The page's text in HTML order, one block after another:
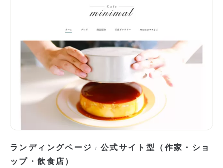
ランディングページ / 公式サイト型（作家・ショ
ップ・飲食店）